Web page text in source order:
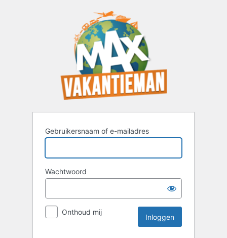
Gebruikersnaam of e-mailadres
Wachtwoord
Onthoud mij